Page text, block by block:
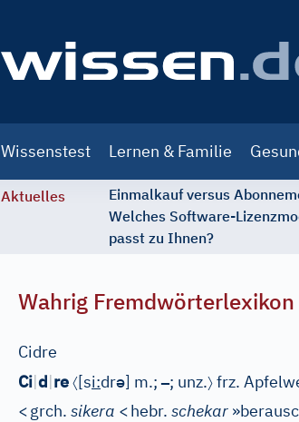
navigation
Wissenstest Lernen & Familie
Aktuelles
Einmalkauf versus
Welches Software-
passt zu Ihnen?
Wahrig Fremdwörterlexikon
Cidre
Ci|d|re〈[si:drə] m.;–; unz.〉frz.
<grch. sikera <hebr. schekar